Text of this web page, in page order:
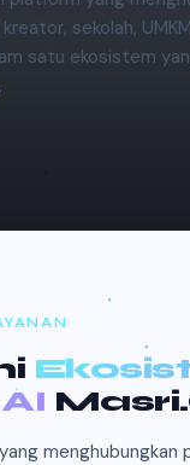
sekolah,
satu ekosistem
menghubungkan